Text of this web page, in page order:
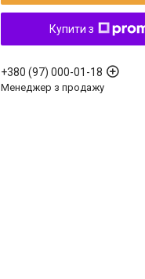
Купити з
+380 (97) 000-01-18
Менеджер з продажу